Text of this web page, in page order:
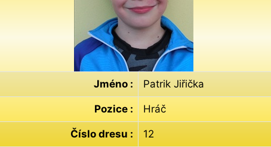
Jméno : Patrik Jiřička
Pozice : Hráč
Číslo dresu : 12